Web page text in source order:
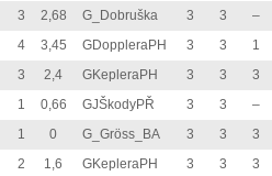
3 2,68 G_Dobruška 3 3 –
4 3,45 GDoppleraPH 3 3 1
3 2,4 GKepleraPH 3 3 3
1 0,66 GJŠkodyPŘ 3 3 –
1 0 G_Gröss_BA 3 3 3
2 1,6 GKepleraPH 3 3 3